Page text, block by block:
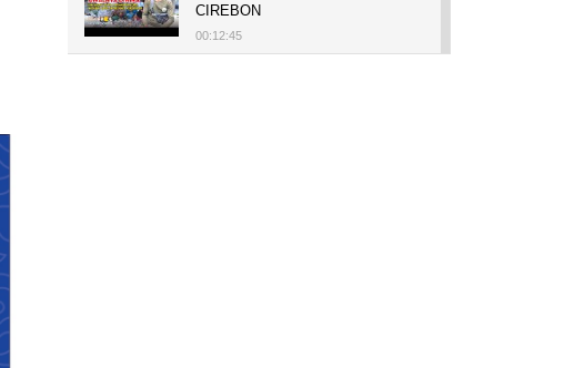
CIREBON
00:12:45